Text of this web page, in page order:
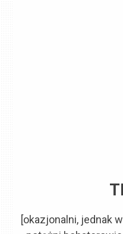
[okazjonalni, jednak